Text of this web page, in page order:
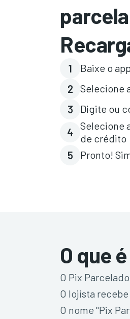
1
Baixe o
2
Selecione
3
Digite ou
4
Selecione
de crédito
5
Pronto!
O que
O Pix
O lojista
O nome "Pix